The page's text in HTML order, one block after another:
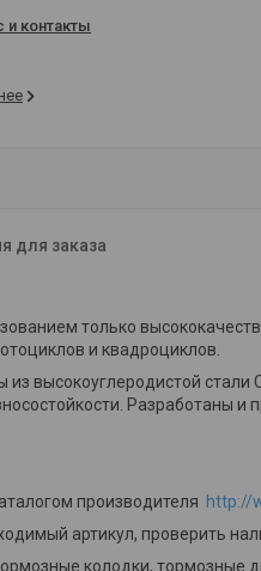
и контакты
для заказа
только
и квадроциклов.
из высокоуглеродистой
Разработаны и
производителя http://
артикул, проверить
колодки, тормозные